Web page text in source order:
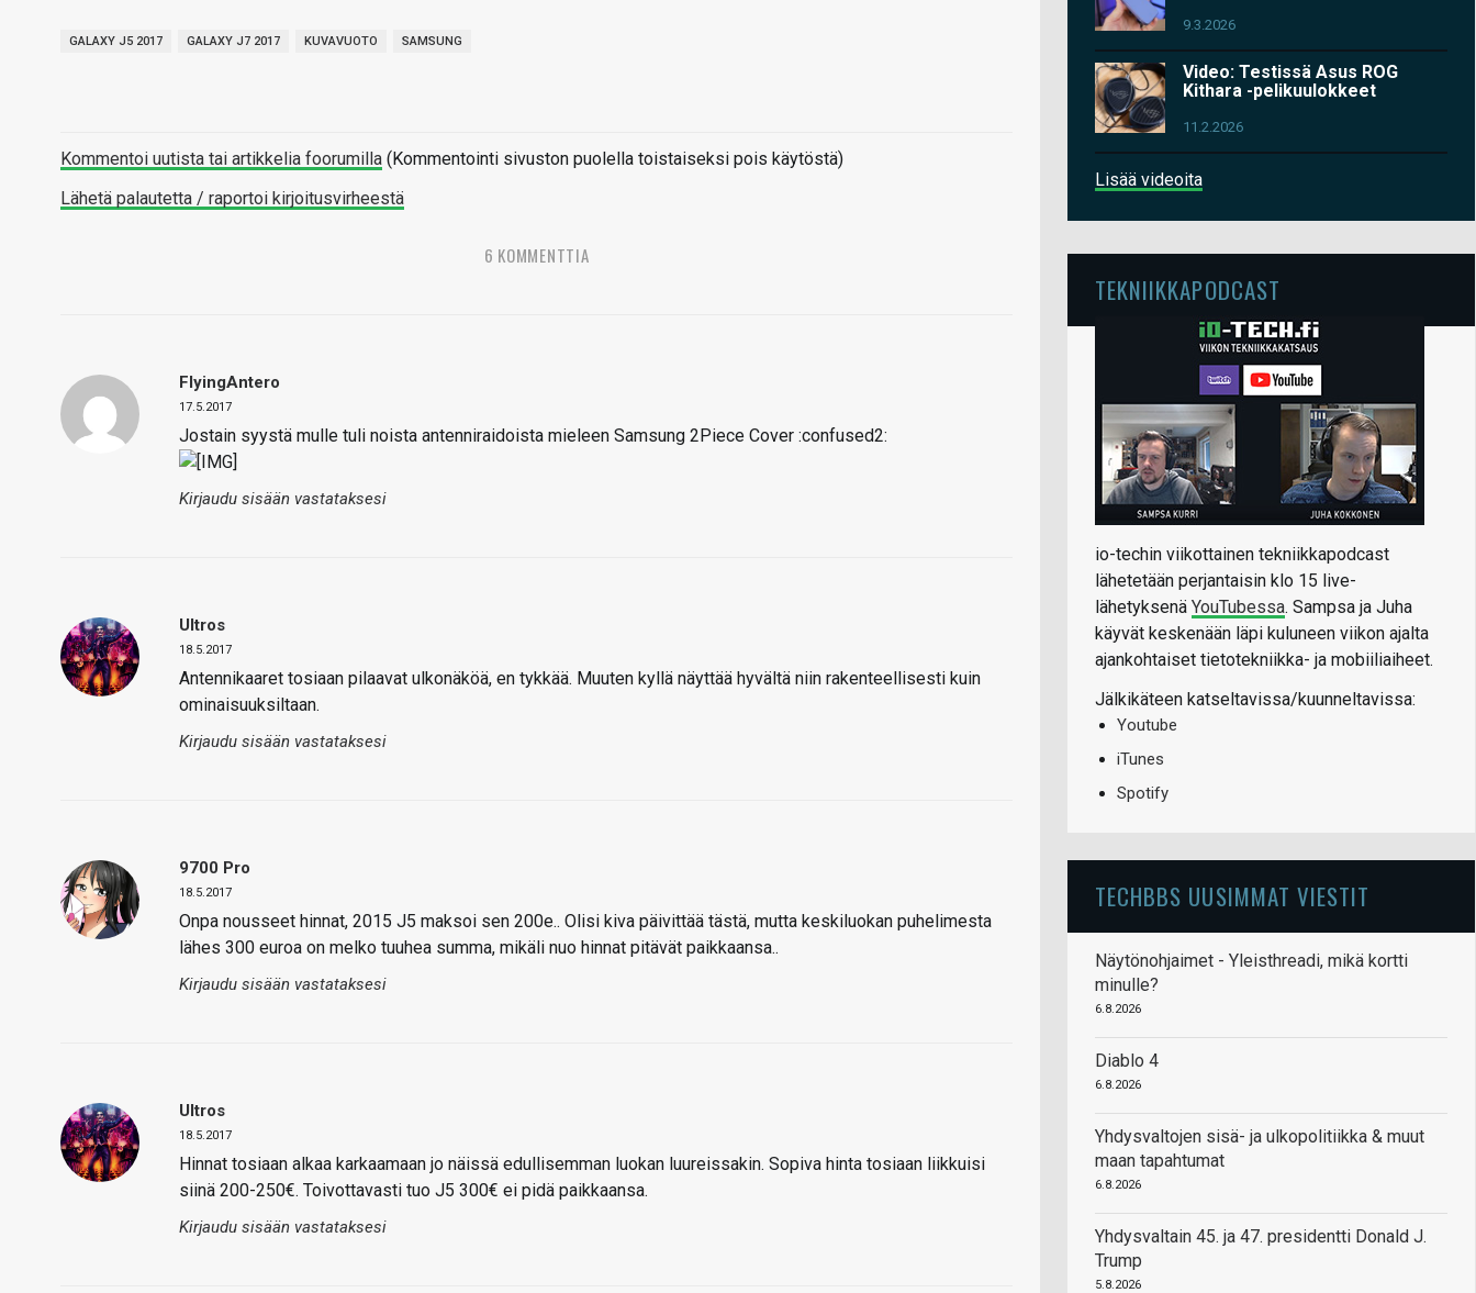
GALAXY J5 2017 GALAXY J7 2017 KUVAVUOTO SAMSUNG
Kommentoi uutista tai artikkelia foorumilla (Kommentointi sivuston puolella toistaiseksi pois käytöstä)
Lähetä palautetta / raportoi kirjoitusvirheestä
6 KOMMENTTIA
FlyingAntero
17.5.2017
Jostain syystä mulle tuli noista antenniraidoista mieleen Samsung 2Piece Cover :confused2:
Kirjaudu sisään vastataksesi
Ultros
18.5.2017
Antennikaaret tosiaan pilaavat ulkonäköä, en tykkää. Muuten kyllä näyttää hyvältä niin rakenteellisesti kuin
ominaisuuksiltaan.
Kirjaudu sisään vastataksesi
9700 Pro
18.5.2017
Onpa nousseet hinnat, 2015 J5 maksoi sen 200e.. Olisi kiva päivittää tästä, mutta keskiluokan puhelimesta
lähes 300 euroa on melko tuuhea summa, mikäli nuo hinnat pitävät paikkaansa..
Kirjaudu sisään vastataksesi
Ultros
18.5.2017
Hinnat tosiaan alkaa karkaamaan jo näissä edullisemman luokan luureissakin. Sopiva hinta tosiaan liikkuisi
siinä 200-250€. Toivottavasti tuo J5 300€ ei pidä paikkaansa.
Kirjaudu sisään vastataksesi
9.3.2026
Video: Testissä Asus ROG
Kithara -pelikuulokkeet
11.2.2026
Lisää videoita
TEKNIIKKAPODCAST
io-techin viikottainen tekniikkapodcast
lähetetään perjantaisin klo 15 live-
lähetyksenä YouTubessa. Sampsa ja Juha
käyvät keskenään läpi kuluneen viikon ajalta
ajankohtaiset tietotekniikka- ja mobiiliaiheet.
Jälkikäteen katseltavissa/kuunneltavissa:
Youtube
iTunes
Spotify
TECHBBS UUSIMMAT VIESTIT
Näytönohjaimet - Yleisthreadi, mikä kortti
minulle?
6.8.2026
Diablo 4
6.8.2026
Yhdysvaltojen sisä- ja ulkopolitiikka & muut
maan tapahtumat
6.8.2026
Yhdysvaltain 45. ja 47. presidentti Donald J.
Trump
5.8.2026